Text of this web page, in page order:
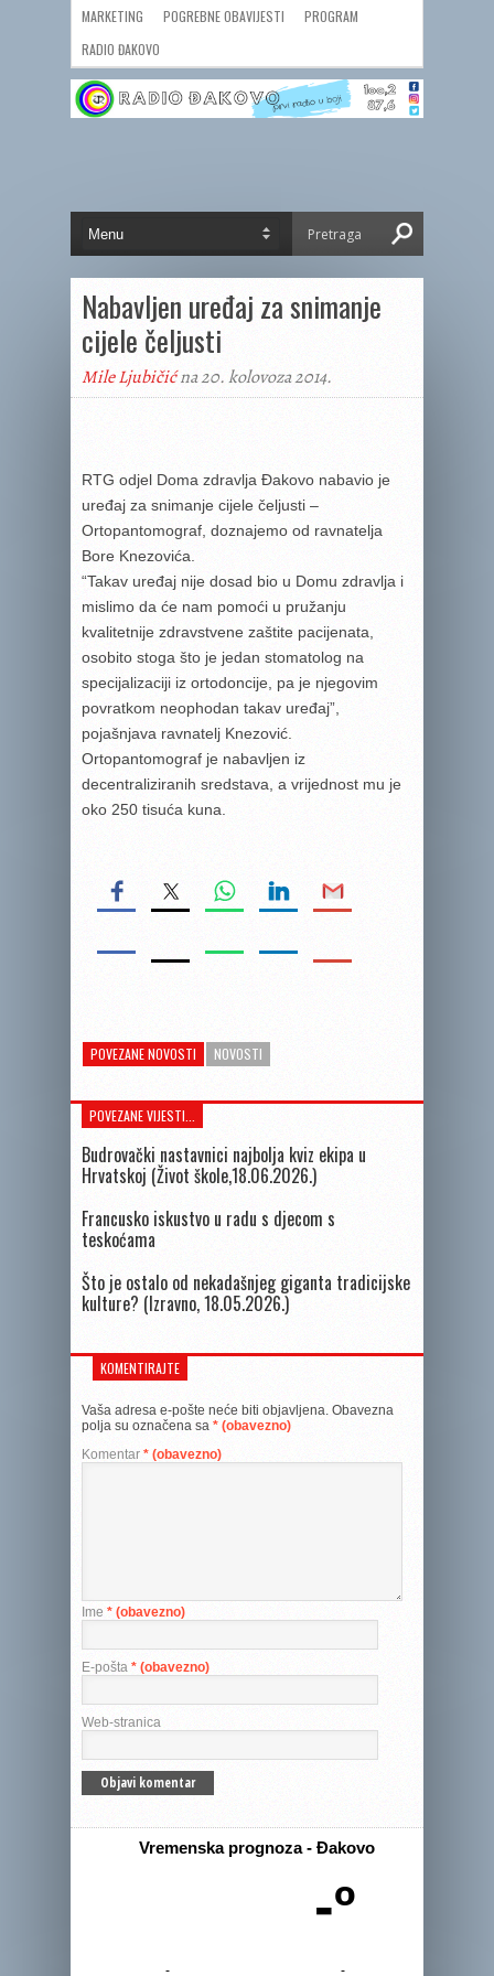
MARKETING POGREBNE OBAVIJESTI
PROGRAM
RADIO ĐAKOVO
Nabavljen uređaj za snimanje
cijele čeljusti
Mile Ljubičićna 20. kolovoza 2014.
RTG odjel Doma zdravlja Đakovo nabavio je
uređaj za snimanje cijele čeljusti –
Ortopantomograf, doznajemo od ravnatelja
Bore Knezovića.
“Takav uređaj nije dosad bio u Domu zdravlja i
mislimo da će nam pomoći u pružanju
kvalitetnije zdravstvene zaštite pacijenata,
osobito stoga što je jedan stomatolog na
specijalizaciji iz ortodoncije, pa je njegovim
povratkom neophodan takav uređaj”,
pojašnjava ravnatelj Knezović.
Ortopantomograf je nabavljen iz
decentraliziranih sredstava, a vrijednost mu je
oko 250 tisuća kuna.
POVEZANE NOVOSTI NOVOSTI
POVEZANE VIJESTI...
Budrovački nastavnici najbolja kviz ekipa u
Hrvatskoj (Život škole,18.06.2026.)
Francusko iskustvo u radu s djecom s
teskoćama
Što je ostalo od nekadašnjeg giganta tradicijske
kulture? (Izravno, 18.05.2026.)
KOMENTIRAJTE
Vaša adresa e-pošte neće biti objavljena. Obavezna
polja su označena sa * (obavezno)
Komentar * (obavezno)
Ime * (obavezno)
E-pošta * (obavezno)
Web-stranica
Vremenska prognoza - Đakovo
-º
- -